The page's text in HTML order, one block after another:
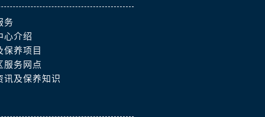
务
心介绍
保养项目
服务网点
讯及保养知识